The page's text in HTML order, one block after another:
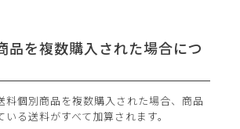
品を複数購入された場合につ
料個別商品を複数購入された場合、商品
る送料がすべて加算されます。